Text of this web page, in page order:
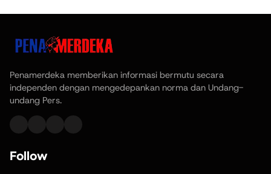
Penamerdeka memberikan informasi bermutu secara
independen dengan mengedepankan norma dan Undang-
undang Pers.
Follow